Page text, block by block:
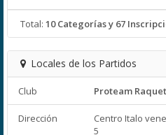
Total: 10 Categorías y 67
Locales de los Partidos
Club Proteam
Dirección
Centro Italo
5